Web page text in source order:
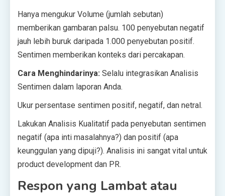
Hanya mengukur Volume (jumlah sebutan)
memberikan gambaran palsu. 100 penyebutan negatif
jauh lebih buruk daripada 1.000 penyebutan positif.
Sentimen memberikan konteks dari percakapan.
Cara Menghindarinya: Selalu integrasikan Analisis
Sentimen dalam laporan Anda.
Ukur persentase sentimen positif, negatif, dan netral.
Lakukan Analisis Kualitatif pada penyebutan sentimen
negatif (apa inti masalahnya?) dan positif (apa
keunggulan yang dipuji?). Analisis ini sangat vital untuk
product development dan PR.
Respon yang Lambat atau